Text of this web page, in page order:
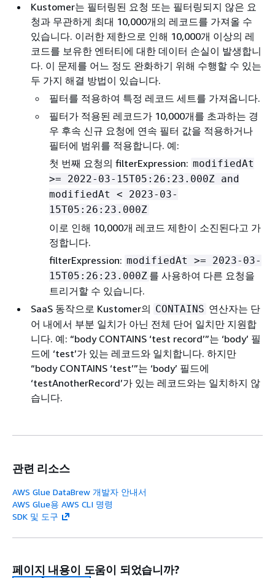
Kustomer는 필터링된 요청 또는 필터링되지 않은 요
청과 무관하게 최대 10,000개의 레코드를 가져올 수
있습니다. 이러한 제한으로 인해 10,000개 이상의 레
코드를 보유한 엔터티에 대한 데이터 손실이 발생합니
다. 이 문제를 어느 정도 완화하기 위해 수행할 수 있는
두 가지 해결 방법이 있습니다.
필터를 적용하여 특정 레코드 세트를 가져옵니다.
필터가 적용된 레코드가 10,000개를 초과하는 경
우 후속 신규 요청에 연속 필터 값을 적용하거나
필터에 범위를 적용합니다. 예:
첫 번째 요청의 filterExpression: modifiedAt
>= 2022-03-15T05:26:23.000Z and
modifiedAt < 2023-03-
15T05:26:23.000Z
이로 인해 10,000개 레코드 제한이 소진된다고 가
정합니다.
filterExpression: modifiedAt >= 2023-03-
15T05:26:23.000Z 를 사용하여 다른 요청을
트리거할 수 있습니다.
SaaS 동작으로 Kustomer의 CONTAINS 연산자는 단
어 내에서 부분 일치가 아닌 전체 단어 일치만 지원합
니다. 예: “body CONTAINS ‘test record’”는 ‘body’ 필
드에 ‘test’가 있는 레코드와 일치합니다. 하지만
“body CONTAINS ‘test’”는 ‘body’ 필드에
‘testAnotherRecord’가 있는 레코드와는 일치하지 않
습니다.
관련 리소스
AWS Glue DataBrew 개발자 안내서
AWS Glue용 AWS CLI 명령
SDK 및 도구
페이지 내용이 도움이 되었습니까?